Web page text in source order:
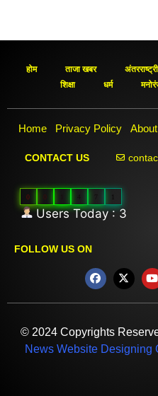
होम ताजा खबर
शिक्षा
धर्म
Home Privacy Policy
CONTACT US
0 0
Users Today : 3
FOLLOW US ON
© 2024 Copyrights
News Website Designing